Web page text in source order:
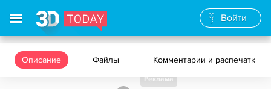
Войти
Описание Файлы Комментарии и распечатки
Реклама